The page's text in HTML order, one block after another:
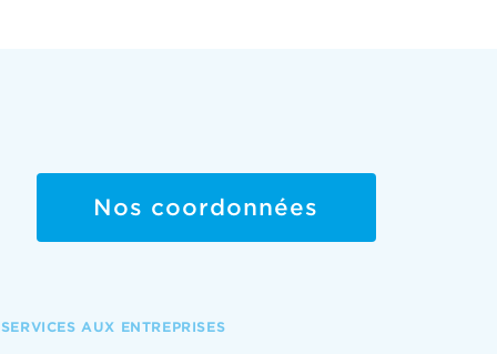
Nos coordonnées
SERVICES AUX ENTREPRISES